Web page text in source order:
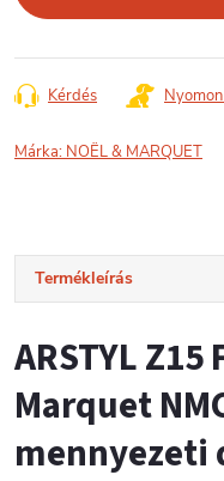
Kérdés
Márka: NOËL & MARQUET
Termékleírás
ARSTYL Z15
Marquet
mennyezeti